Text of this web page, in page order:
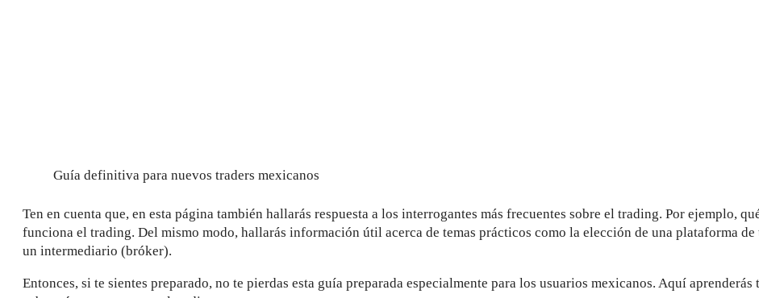
Guía definitiva para nuevos traders mexicanos
Ten en cuenta que, en esta página también hallarás respuesta a los interrogantes más frecuentes sobre el trading. Por ejemplo,
funciona el trading. Del mismo modo, hallarás información útil acerca de temas prácticos como la elección de una plataforma
un intermediario (bróker).
Entonces, si te sientes preparado, no te pierdas esta guía preparada especialmente para los usuarios mexicanos. Aquí aprenderás